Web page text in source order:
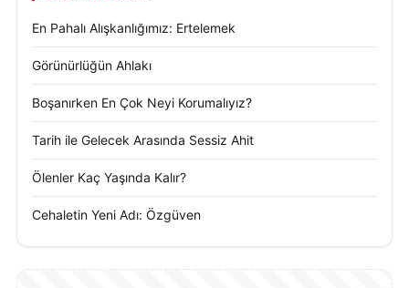
En Pahalı Alışkanlığımız: Ertelemek
Görünürlüğün Ahlakı
Boşanırken En Çok Neyi Korumalıyız?
Tarih ile Gelecek Arasında Sessiz Ahit
Ölenler Kaç Yaşında Kalır?
Cehaletin Yeni Adı: Özgüven